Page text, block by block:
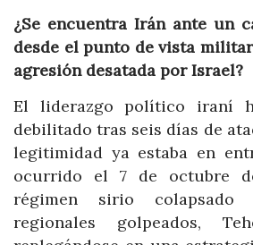
¿Se encuentra Irán ante un
desde el punto de vista
agresión desatada por Israel?
El liderazgo político iraní
debilitado tras seis días de
legitimidad ya estaba en
ocurrido el 7 de octubre
régimen sirio
regionales golpeados,